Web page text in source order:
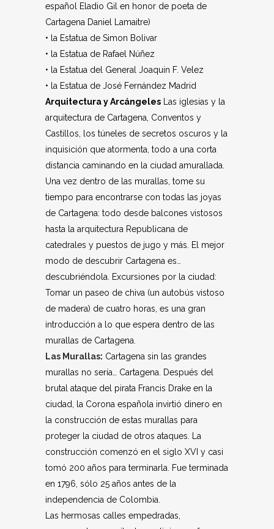
español Eladio Gil en honor de poeta de
Cartagena Daniel Lamaitre)
• la Estatua de Simon Bolivar
• la Estatua de Rafael Núñez
• la Estatua del General Joaquin F. Velez
• la Estatua de José Fernández Madrid
Arquitectura y Arcángeles Las iglesias y la
arquitectura de Cartagena, Conventos y
Castillos, los túneles de secretos oscuros y la
inquisición que atormenta, todo a una corta
distancia caminando en la ciudad amurallada.
Una vez dentro de las murallas, tome su
tiempo para encontrarse con todas las joyas
de Cartagena: todo desde balcones vistosos
hasta la arquitectura Republicana de
catedrales y puestos de jugo y más. El mejor
modo de descubrir Cartagena es…
descubriéndola. Excursiones por la ciudad:
Tomar un paseo de chiva (un autobús vistoso
de madera) de cuatro horas, es una gran
introducción a lo que espera dentro de las
murallas de Cartagena.
Las Murallas: Cartagena sin las grandes
murallas no sería… Cartagena. Después del
brutal ataque del pirata Francis Drake en la
ciudad, la Corona española invirtió dinero en
la construcción de estas murallas para
proteger la ciudad de otros ataques. La
construcción comenzó en el siglo XVI y casi
tomó 200 años para terminarla. Fue terminada
en 1796, sólo 25 años antes de la
independencia de Colombia.
Las hermosas calles empedradas,